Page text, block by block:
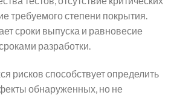
требуемого степени покрытия.
сроки выпуска и равновесие
разработки.
рисков способствует определить
обнаруженных, но не